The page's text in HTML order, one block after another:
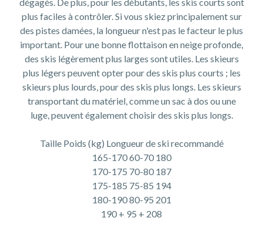
plus faciles à contrôler. Si vous skiez principalement sur
des pistes damées, la longueur n'est pas le facteur le plus
important. Pour une bonne flottaison en neige profonde,
des skis légèrement plus larges sont utiles. Les skieurs
plus légers peuvent opter pour des skis plus courts ; les
skieurs plus lourds, pour des skis plus longs. Les skieurs
transportant du matériel, comme un sac à dos ou une
luge, peuvent également choisir des skis plus longs.
Taille Poids (kg) Longueur de ski recommandé
165-170 60-70 180
170-175 70-80 187
175-185 75-85 194
180-190 80-95 201
190 + 95 + 208